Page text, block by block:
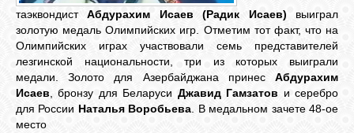
ЛЕЗГИН
БИБЛИОТЕКА
таэквондистАбдурахим Исаев (Радик Исаев) выиграл
золотую медаль Олимпийских игр. Отметим тот факт, что на
Олимпийских играх участвовали семь представителей
лезгинской национальности, три из которых выиграли
медали. Золото для Азербайджана принес Абдурахим
Исаев , бронзу для Беларуси Джавид Гамзатов и серебро
для России Наталья Воробьева . В медальном зачете 48-ое
место